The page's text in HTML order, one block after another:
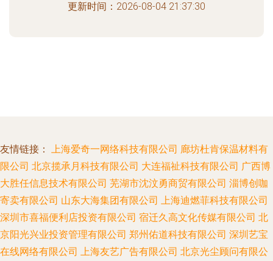
更新时间：2026-08-04 21:37:30
友情链接： 上海爱奇一网络科技有限公司 廊坊杜肯保温材料有
限公司 北京揽承月科技有限公司 大连福祉科技有限公司 广西博
大胜任信息技术有限公司 芜湖市沈汶勇商贸有限公司 淄博创咖
寄卖有限公司 山东大海集团有限公司 上海迪燃菲科技有限公司
深圳市喜福便利店投资有限公司 宿迁久高文化传媒有限公司 北
京阳光兴业投资管理有限公司 郑州佑道科技有限公司 深圳艺宝
在线网络有限公司 上海友艺广告有限公司 北京光尘顾问有限公